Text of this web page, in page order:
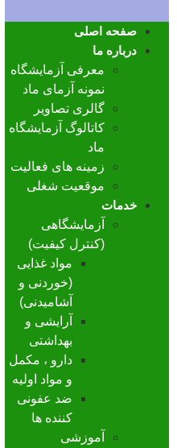
صفحه اصلی
درباره ما
معرفی آزمایشگاه
نمونه آزمای ماد
گالری تصاویر
کاتالوگ آزمایشگاه
ماد
زمینه های فعالیت
موقعیت شغلی
خدمات
آزمایشگاهی
(کنترل کیفیت)
مواد غذایی
(خوردنی و
آشامیدنی)
آرایشی و
بهداشتی
دارو ، مکمل
و مواد اولیه
ضد عفونی
کننده ها
آموزشی